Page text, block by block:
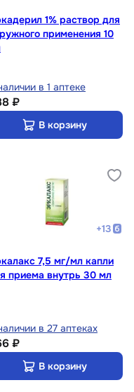
1% раствор для
применения 10
в 1 аптеке
₽
В корзину
+13
7,5 мг/мл капли
приема внутрь 30 мл
в 27 аптеках
₽
В корзину